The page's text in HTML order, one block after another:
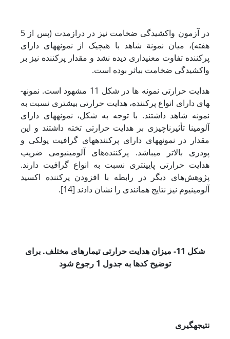
در آزمون واکشیدگی ضخامت نیز در درازمدت (پس از 5
هفته)، میان نمونة شاهد با هیچ­یک از نمونه­های دارای
پرکننده تفاوت معنی­داری دیده نشد و مقدار پرکننده نیز بر
واکشیدگی ضخامت بی­اثر بوده ­است.
هدایت حرارتی نمونه ‌ها در شکل 11 مشهود است. نمونه­
های دارای انواع پرکننده، هدایت حرارتی بیشتری نسبت به
نمونه شاهد داشتند. با توجه به شکل، نمونه­های دارای
آلومینا تأثیرناچیزی بر هدایت حرارتی تخته داشتند و این
مقدار در نمونه­های دارای پرکننده­های گرافیت پولکی و
پودری بالاتر می­باشد. پرکننده‌های آلومینیومی ضریب
هدایت حرارتی پایین­تری نسبت به انواع گرافیت دارند.
پژوهش‌های دیگر در رابطه با افزودن پرکننده اکسید
آلومینیوم نیز نتایج همانندی را نشان دادند [14].
شکل 11- میزان هدایت حرارتی تیمارهای مختلف. برای
توضیح کدها به جدول 1 رجوع شود
نتیجه­گیری